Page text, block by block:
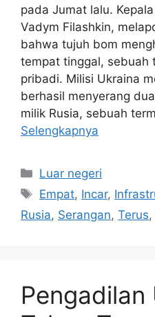
pada Jumat lalu.
Vadym Filashkin,
bahwa tujuh bom
tempat tinggal, sebuah
pribadi. Milisi Ukraina
berhasil menyerang
milik Rusia, sebuah
Selengkapnya
Kategori
Luar negeri
Tag
Empat, Incar,
Rusia, Serangan, Terus,
Pengadilan